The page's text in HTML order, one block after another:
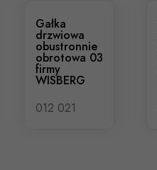
Gałka
drzwiowa
obustronnie
obrotowa 03
firmy
WISBERG
012 021